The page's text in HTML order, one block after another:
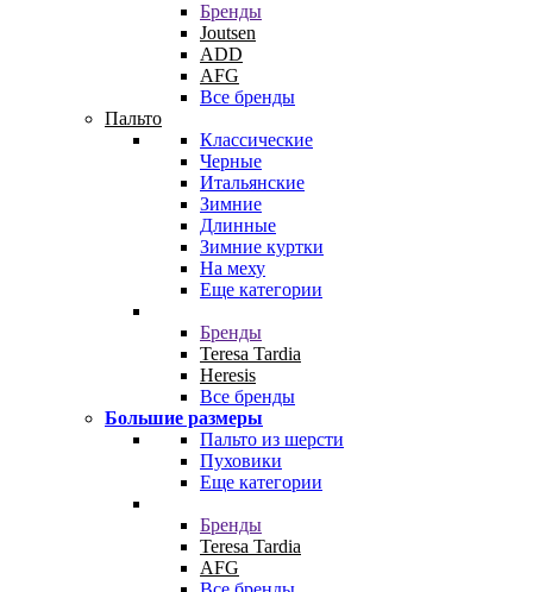
Бренды
Joutsen
ADD
AFG
Все бренды
Пальто
Классические
Черные
Итальянские
Зимние
Длинные
Зимние куртки
На меху
Еще категории
Бренды
Teresa Tardia
Heresis
Все бренды
Большие размеры
Пальто из шерсти
Пуховики
Еще категории
Бренды
Teresa Tardia
AFG